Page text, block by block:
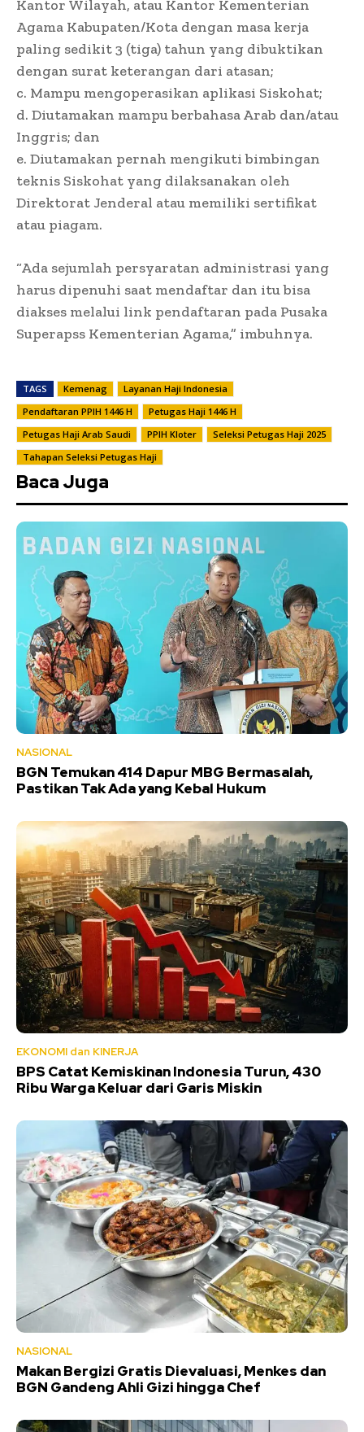
Kantor Wilayah, atau Kantor Kementerian
Agama Kabupaten/Kota dengan masa kerja
paling sedikit 3 (tiga) tahun yang dibuktikan
dengan surat keterangan dari atasan;
c. Mampu mengoperasikan aplikasi Siskohat;
d. Diutamakan mampu berbahasa Arab dan/atau
Inggris; dan
e. Diutamakan pernah mengikuti bimbingan
teknis Siskohat yang dilaksanakan oleh
Direktorat Jenderal atau memiliki sertifikat
atau piagam.
“Ada sejumlah persyaratan administrasi yang
harus dipenuhi saat mendaftar dan itu bisa
diakses melalui link pendaftaran pada Pusaka
Superapss Kementerian Agama,” imbuhnya.
TAGS Kemenag
Layanan Haji Indonesia
Pendaftaran PPIH 1446 H
Petugas Haji 1446 H
Petugas Haji Arab Saudi
PPIH Kloter
Seleksi Petugas Haji 2025
Tahapan Seleksi Petugas Haji
Baca Juga
NASIONAL
BGN Temukan 414 Dapur MBG Bermasalah,
Pastikan Tak Ada yang Kebal Hukum
EKONOMI dan KINERJA
BPS Catat Kemiskinan Indonesia Turun, 430
Ribu Warga Keluar dari Garis Miskin
NASIONAL
Makan Bergizi Gratis Dievaluasi, Menkes dan
BGN Gandeng Ahli Gizi hingga Chef